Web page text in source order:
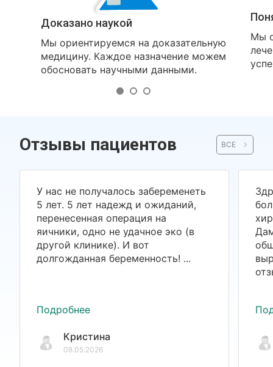
Доказано наукой
Мы ориентируемся на доказательную
медицину. Каждое назначение можем
обосновать научными данными.
Мы
Отзывы пациентов ВСЕ
У нас не получалось забеременеть
5 лет. 5 лет надежд и ожиданий,
перенесенная операция на
яичники, одно не удачное эко (в
другой клинике). И вот
долгожданная беременность! ...
Подробнее
Кристина
08.05.2026